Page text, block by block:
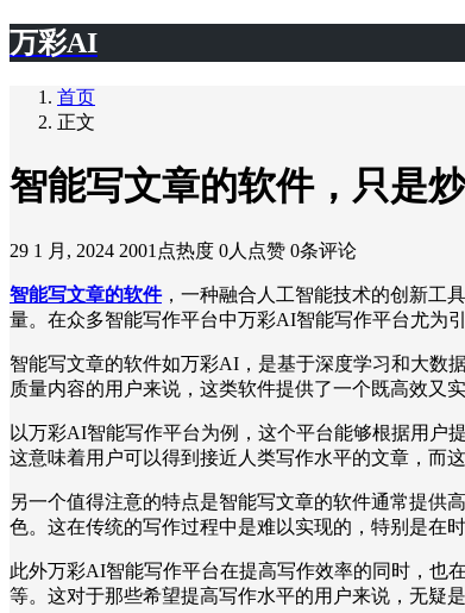
万彩AI
首页
正文
智能写文章的软件，只是
29 1 月, 2024 2001点热度 0人点赞 0条评论
智能写文章的软件，一种融合人工智能技术的创新工
量。在众多智能写作平台中万彩AI智能写作平台尤为
智能写文章的软件如万彩AI，是基于深度学习和大数
质量内容的用户来说，这类软件提供了一个既高效又
以万彩AI智能写作平台为例，这个平台能够根据用户
这意味着用户可以得到接近人类写作水平的文章，而
另一个值得注意的特点是智能写文章的软件通常提供
色。这在传统的写作过程中是难以实现的，特别是在
此外万彩AI智能写作平台在提高写作效率的同时，也
等。这对于那些希望提高写作水平的用户来说，无疑